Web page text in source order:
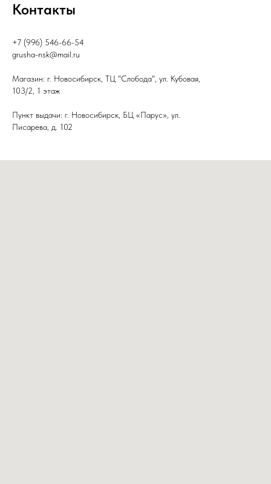
Контакты
+7 (996) 546-66-54
grusha-nsk@mail.ru
Магазин: г. Новосибирск, ТЦ "Слобода", ул. Кубовая,
103/2, 1 этаж
Пункт выдачи: г. Новосибирск, БЦ «Парус», ул.
Писарева, д. 102